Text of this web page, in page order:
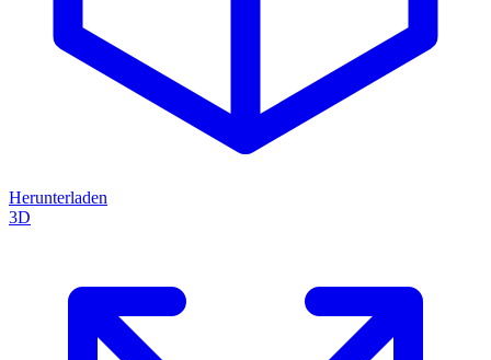
Herunterladen
3D